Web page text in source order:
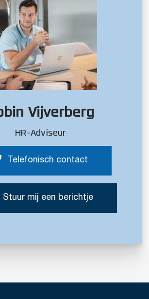
Vijverberg
HR-Adviseur
Telefonisch contact
Stuur mij een berichtje